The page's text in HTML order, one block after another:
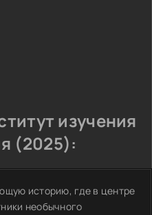
изучения
(2025):
историю, где в центре
необычного